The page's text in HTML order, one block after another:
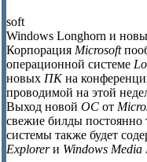
soft
Windows Longhorn и
Корпорация Microsoft
операционной системе
новых ПКна
проводимой на этой
Выход новой ОС от
свежие билды постоянно
системы также будет
Explorerи Windows Media